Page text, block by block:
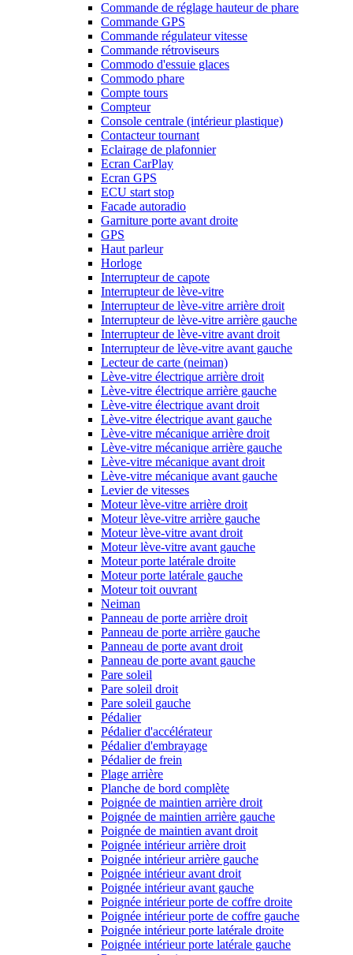
Commande de réglage hauteur de phare
Commande GPS
Commande régulateur vitesse
Commande rétroviseurs
Commodo d'essuie glaces
Commodo phare
Compte tours
Compteur
Console centrale (intérieur plastique)
Contacteur tournant
Eclairage de plafonnier
Ecran CarPlay
Ecran GPS
ECU start stop
Facade autoradio
Garniture porte avant droite
GPS
Haut parleur
Horloge
Interrupteur de capote
Interrupteur de lève-vitre
Interrupteur de lève-vitre arrière droit
Interrupteur de lève-vitre arrière gauche
Interrupteur de lève-vitre avant droit
Interrupteur de lève-vitre avant gauche
Lecteur de carte (neiman)
Lève-vitre électrique arrière droit
Lève-vitre électrique arrière gauche
Lève-vitre électrique avant droit
Lève-vitre électrique avant gauche
Lève-vitre mécanique arrière droit
Lève-vitre mécanique arrière gauche
Lève-vitre mécanique avant droit
Lève-vitre mécanique avant gauche
Levier de vitesses
Moteur lève-vitre arrière droit
Moteur lève-vitre arrière gauche
Moteur lève-vitre avant droit
Moteur lève-vitre avant gauche
Moteur porte latérale droite
Moteur porte latérale gauche
Moteur toit ouvrant
Neiman
Panneau de porte arrière droit
Panneau de porte arrière gauche
Panneau de porte avant droit
Panneau de porte avant gauche
Pare soleil
Pare soleil droit
Pare soleil gauche
Pédalier
Pédalier d'accélérateur
Pédalier d'embrayage
Pédalier de frein
Plage arrière
Planche de bord complète
Poignée de maintien arrière droit
Poignée de maintien arrière gauche
Poignée de maintien avant droit
Poignée intérieur arrière droit
Poignée intérieur arrière gauche
Poignée intérieur avant droit
Poignée intérieur avant gauche
Poignée intérieur porte de coffre droite
Poignée intérieur porte de coffre gauche
Poignée intérieur porte latérale droite
Poignée intérieur porte latérale gauche